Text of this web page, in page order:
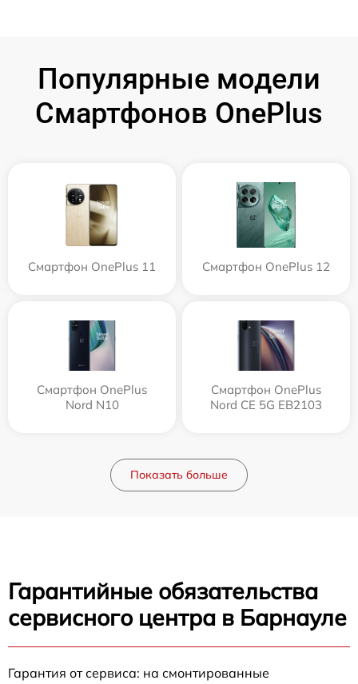
Популярные модели
Смартфонов OnePlus
Смартфон OnePlus 11 Смартфон OnePlus 12
Смартфон OnePlus
Nord N10
Смартфон OnePlus
Nord CE 5G EB2103
Показать больше
Гарантийные обязательства
сервисного центра в Барнауле
Гарантия от сервиса: на смонтированные